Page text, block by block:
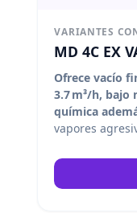
VARIANTES
MD 4C EX
Ofrece vacío
3.7 m³/h,
química
vapores